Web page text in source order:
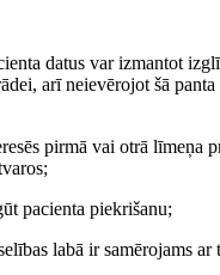
datus var izmantot
arī neievērojot šā
pirmā vai otrā līmeņa
pacienta piekrišanu;
labā ir samērojams